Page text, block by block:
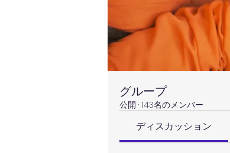
グループ
公開 · 143名のメンバー
ディスカッション